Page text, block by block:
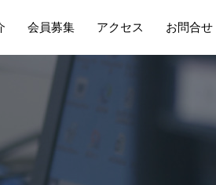
会員募集 アクセス お問合せ